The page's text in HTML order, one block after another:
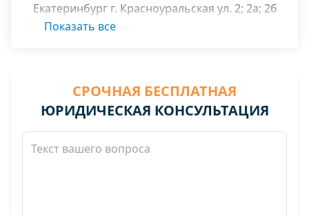
Екатеринбург г. Красноуральская ул. 2; 2а; 2б
6; 10а; 11
Екатеринбург г. Татищева ул. 54 56 58 60 62 64
Екатеринбург г. Токарей ул. 24 26
Показать все
СРОЧНАЯ БЕСПЛАТНАЯ
ЮРИДИЧЕСКАЯ КОНСУЛЬТАЦИЯ